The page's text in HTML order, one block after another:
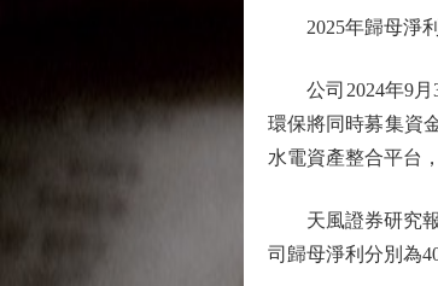
2025年歸母淨利
公司2024年9月
環保將同時募集資
水電資產整合平台
天風證券研究報
司歸母淨利分別為